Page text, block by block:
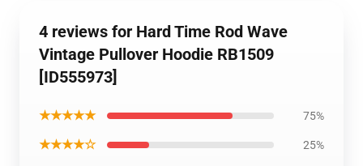
4 reviews for Hard Time Rod Wave
Vintage Pullover Hoodie RB1509
[ID555973]
★★★★★ 75%
★★★★☆ 25%